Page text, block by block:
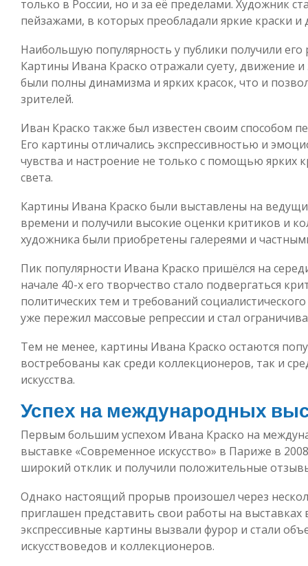
только в России, но и за её пределами. Художник
пейзажами, в которых преобладали яркие краски и
Наибольшую популярность у публики получили
Картины Ивана Краско отражали суету, движение
были полны динамизма и ярких красок, что и
зрителей.
Иван Краско также был известен своим способом
Его картины отличались экспрессивностью и
чувства и настроение не только с помощью
света.
Картины Ивана Краско были выставлены на
времени и получили высокие оценки критиков и
художника были приобретены галереями и
Пик популярности Ивана Краско пришёлся на
начале 40-х его творчество стало подвергаться
политических тем и требований
уже пережил массовые репрессии и стал
Тем не менее, картины Ивана Краско остаются
востребованы как среди коллекционеров, так и
искусства.
Успех на международных
Первым большим успехом Ивана Краско на
выставке «Современное искусство» в Париже в
широкий отклик и получили положительные
Однако настоящий прорыв произошел через
приглашен представить свои работы на
экспрессивные картины вызвали фурор и стали
искусствоведов и коллекционеров.